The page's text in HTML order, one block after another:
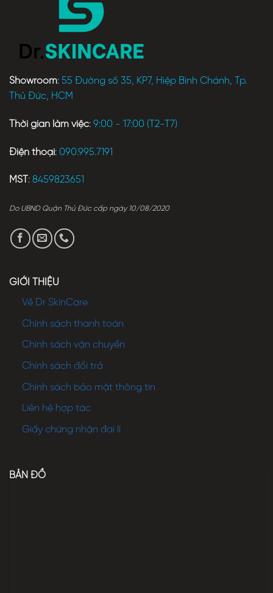
Showroom: 55 Đường số 35, KP7, Hiệp Bình Chánh, Tp.
Thủ Đức, HCM
Thời gian làm việc: 9:00 - 17:00 (T2-T7)
Điện thoại: 090.995.7191
MST : 8459823651
Do UBND Quận Thủ Đức cấp ngày 10/08/2020
GIỚI THIỆU
Về Dr SkinCare
Chính sách thanh toán
Chính sách vận chuyển
Chính sách đổi trả
Chính sách bảo mật thông tin
Liên hệ hợp tác
Giấy chứng nhận đại lí
BẢN ĐỒ